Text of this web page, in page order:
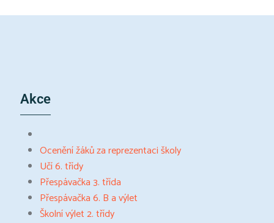
Akce
Ocenění žáků za reprezentaci školy
Učí 6. třídy
Přespávačka 3. třída
Přespávačka 6. B a výlet
Školní výlet 2. třídy